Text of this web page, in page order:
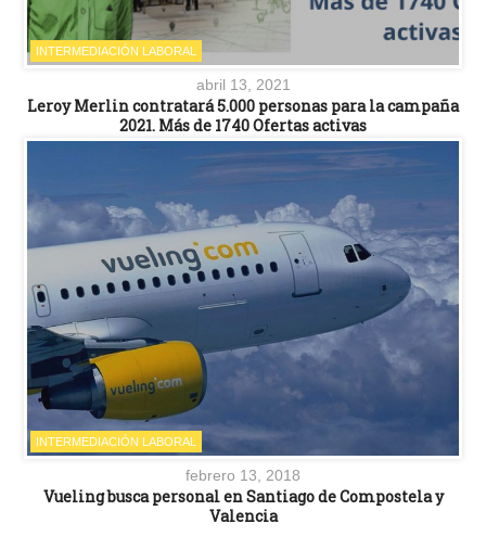
INTERMEDIACIÓN LABORAL
abril 13, 2021
Leroy Merlin contratará 5.000 personas para la campaña
2021. Más de 1740 Ofertas activas
INTERMEDIACIÓN LABORAL
febrero 13, 2018
Vueling busca personal en Santiago de Compostela y
Valencia